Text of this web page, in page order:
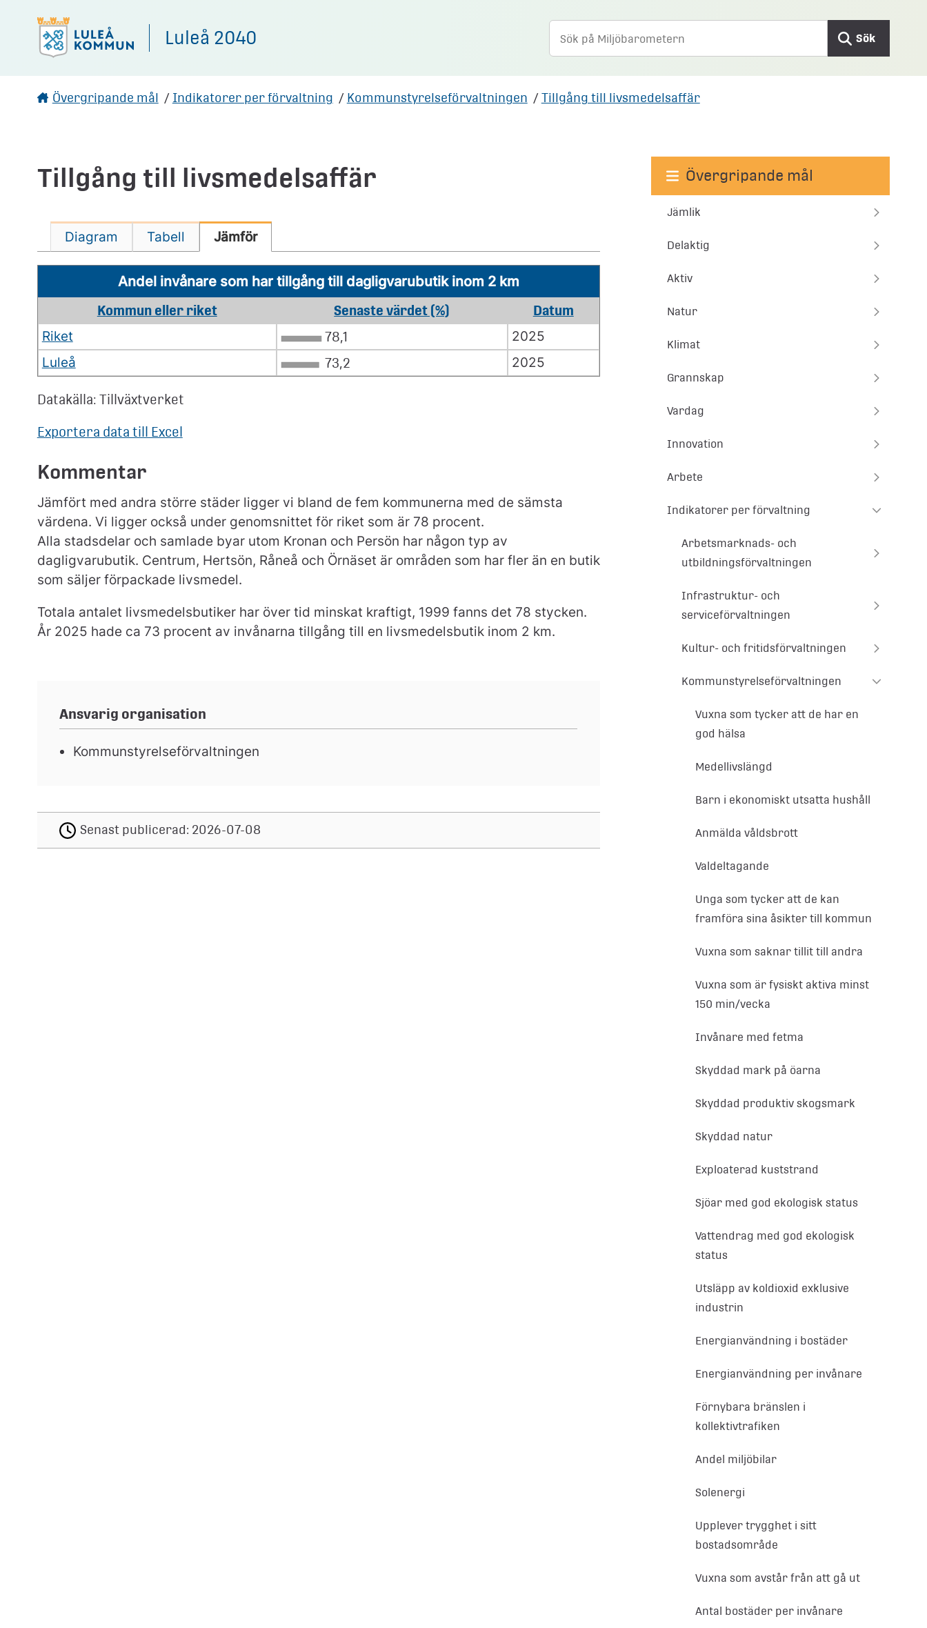
Luleå 2040 Sök
Övergripande mål / Indikatorer per förvaltning / Kommunstyrelseförvaltningen /Tillgång till livsmedelsaffär
Tillgång till livsmedelsaffär
Diagram Tabell Jämför
Andel invånare som har tillgång till dagligvarubutik inom 2 km
Kommun eller riket Senaste värdet (%) Datum
Riket 78,1
2025
Luleå
73,2 2025
Datakälla: Tillväxtverket
Exportera data till Excel
Kommentar
Jämfört med andra större städer ligger vi bland de fem kommunerna med de sämsta
värdena. Vi ligger också under genomsnittet för riket som är 78 procent.
Alla stadsdelar och samlade byar utom Kronan och Persön har någon typ av
dagligvarubutik. Centrum, Hertsön, Råneå och Örnäset är områden som har fler än en butik
som säljer förpackade livsmedel.
Totala antalet livsmedelsbutiker har över tid minskat kraftigt, 1999 fanns det 78 stycken.
År 2025 hade ca 73 procent av invånarna tillgång till en livsmedelsbutik inom 2 km.
Ansvarig organisation
Kommunstyrelseförvaltningen
Senast publicerad: 2026-07-08
Övergripande mål
Jämlik
Delaktig
Aktiv
Natur
Klimat
Grannskap
Vardag
Innovation
Arbete
Indikatorer per förvaltning
Arbetsmarknads- och
utbildningsförvaltningen
Infrastruktur- och
serviceförvaltningen
Kultur- och fritidsförvaltningen
Kommunstyrelseförvaltningen
Vuxna som tycker att de har en
god hälsa
Medellivslängd
Barn i ekonomiskt utsatta hushåll
Anmälda våldsbrott
Valdeltagande
Unga som tycker att de kan
framföra sina åsikter till kommun
Vuxna som saknar tillit till andra
Vuxna som är fysiskt aktiva minst
150 min/vecka
Invånare med fetma
Skyddad mark på öarna
Skyddad produktiv skogsmark
Skyddad natur
Exploaterad kuststrand
Sjöar med god ekologisk status
Vattendrag med god ekologisk
status
Utsläpp av koldioxid exklusive
industrin
Energianvändning i bostäder
Energianvändning per invånare
Förnybara bränslen i
kollektivtrafiken
Andel miljöbilar
Solenergi
Upplever trygghet i sitt
bostadsområde
Vuxna som avstår från att gå ut
Antal bostäder per invånare